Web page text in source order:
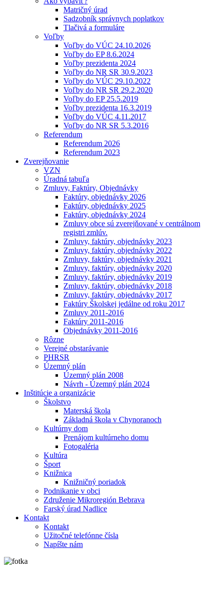
Matričný úrad
Sadzobník správnych poplatkov
Tlačivá a formuláre
Voľby
Voľby do VÚC 24.10.2026
Voľby do EP 8.6.2024
Voľby prezidenta 2024
Voľby do NR SR 30.9.2023
Voľby do VÚC 29.10.2022
Voľby do NR SR 29.2.2020
Voľby do EP 25.5.2019
Voľby prezidenta 16.3.2019
Voľby do VÚC 4.11.2017
Voľby do NR SR 5.3.2016
Referendum
Referendum 2026
Referendum 2023
Zverejňovanie
VZN
Úradná tabuľa
Zmluvy, Faktúry, Objednávky
Faktúry, objednávky 2026
Faktúry, objednávky 2025
Faktúry, objednávky 2024
Zmluvy obce sú zverejňované v centrálnom
registri zmlúv.
Zmluvy, faktúry, objednávky 2023
Zmluvy, faktúry, objednávky 2022
Zmluvy, faktúry, objednávky 2021
Zmluvy, faktúry, objednávky 2020
Zmluvy, faktúry, objednávky 2019
Zmluvy, faktúry, objednávky 2018
Zmluvy, faktúry, objednávky 2017
Faktúry Školskej jedálne od roku 2017
Zmluvy 2011-2016
Faktúry 2011-2016
Objednávky 2011-2016
Rôzne
Verejné obstarávanie
PHRSR
Územný plán
Územný plán 2008
Návrh - Územný plán 2024
Inštitúcie a organizácie
Školstvo
Materská škola
Základná škola v Chynoranoch
Kultúrny dom
Prenájom kultúrneho domu
Fotogaléria
Kultúra
Šport
Knižnica
Knižničný poriadok
Podnikanie v obci
Združenie Mikroregión Bebrava
Farský úrad Nadlice
Kontakt
Kontakt
Užitočné telefónne čísla
Napíšte nám